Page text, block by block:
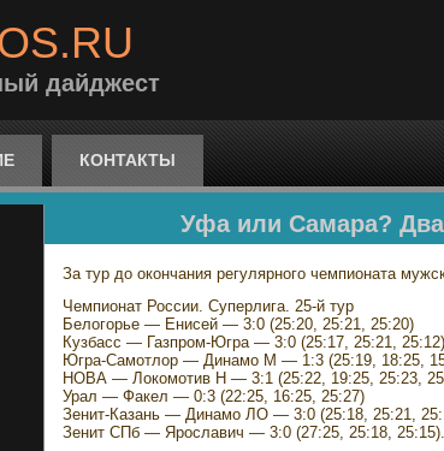
дайджест
КОНТАКТЫ
Уфа или Самара? Два
За тур до окончания регулярного чемпионата
Чемпионат России. Суперлига. 25-й тур
Белогорье — Енисей — 3:0 (25:20, 25:21, 25:20)
Кузбасс — Газпром-Югра — 3:0 (25:17, 25:21, 25:12)
Югра-Самотлор — Динамо М — 1:3 (25:19, 18:25,
НОВА — Локомотив Н — 3:1 (25:22, 19:25, 25:23,
Урал — Факел — 0:3 (22:25, 16:25, 25:27)
Зенит-Казань — Динамо ЛО — 3:0 (25:18, 25:21,
Зенит СПб — Ярославич — 3:0 (27:25, 25:18, 25:15).